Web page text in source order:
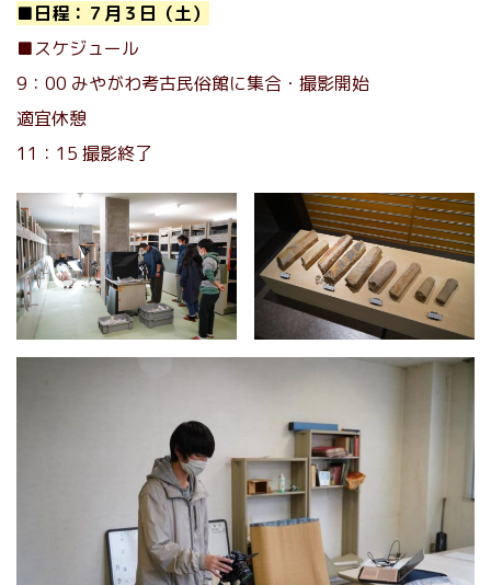
■日程：７月３日（土）
■スケジュール
9：00 みやがわ考古民俗館に集合・撮影開始
適宜休憩
11：15 撮影終了